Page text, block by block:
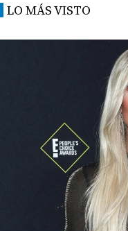
LO MÁS VISTO